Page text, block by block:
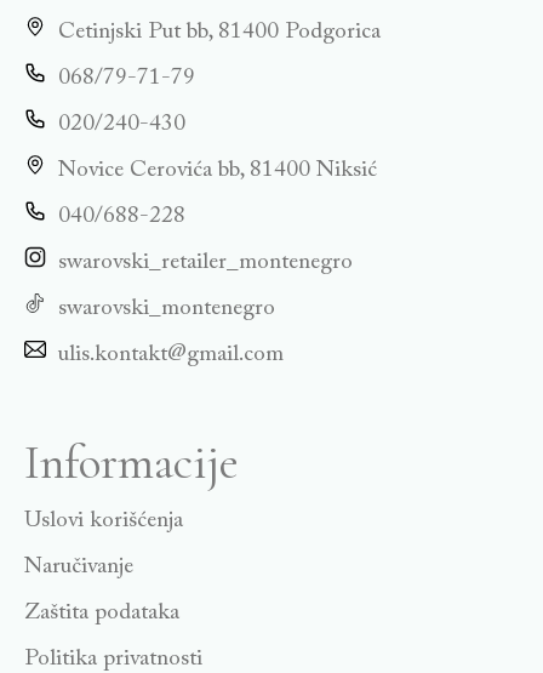
Cetinjski Put bb, 81400 Podgorica
068/79-71-79
020/240-430
Novice Cerovića bb, 81400 Niksić
040/688-228
swarovski_retailer_montenegro
swarovski_montenegro
ulis.kontakt@gmail.com
Informacije
Uslovi korišćenja
Naručivanje
Zaštita podataka
Politika privatnosti